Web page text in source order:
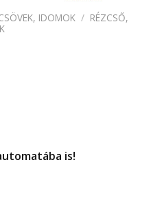
IDOMOK / RÉZCSŐ,
is!